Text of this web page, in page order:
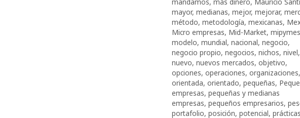
mayor, medianas, mejor, mejorar,
método, metodología, mexicanas,
Micro empresas, Mid-Market, mipymes
modelo, mundial, nacional, negocio,
negocio propio, negocios, nichos, nivel,
nuevo, nuevos mercados, objetivo,
opciones, operaciones, organizaciones,
orientada, orientado, pequeñas,
empresas, pequeñas y medianas
empresas, pequeños empresarios,
portafolio, posición, potencial, prácticas